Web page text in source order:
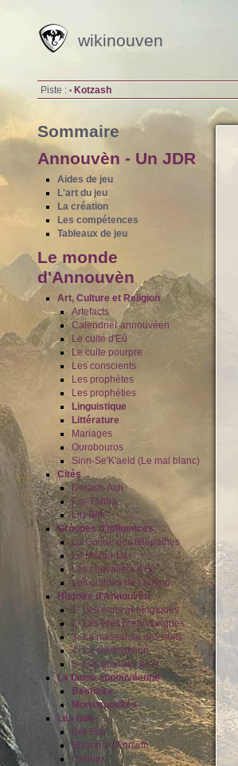
wikinouven
Piste : • Kotzash
Sommaire
Annouvèn - Un JDR
Aides de jeu
L'art du jeu
La création
Les compétences
Tableaux de jeu
Le monde
d'Annouvèn
Art, Culture et Religion
Artefacts
Calendrier annouvéen
Le culte d'Eù
Le culte pourpre
Les conscients
Les prophètes
Les prophéties
Linguistique
Littérature
Mariages
Ourobouros
Sinn-Se'K'aeld (Le mal blanc)
Cités
Derach-Ach
Far-T'Ulha
Lin-Bek
Groupes d'influences
La Guilde des télépathes
Le Morganat
Les chevaliers d'Eù
Les guildes de Llarkno
Histoire d'Annouvèn
1- Les éons géologiques
2- Les ères préhistoriques
3- La naissance des états
4- La colonisation
5- Les grandes ères
La faune annouvéenne
Bestiaire
Monstruosités
Les huit
Bel-Buk
Blasons d'Annwfn
Cahour